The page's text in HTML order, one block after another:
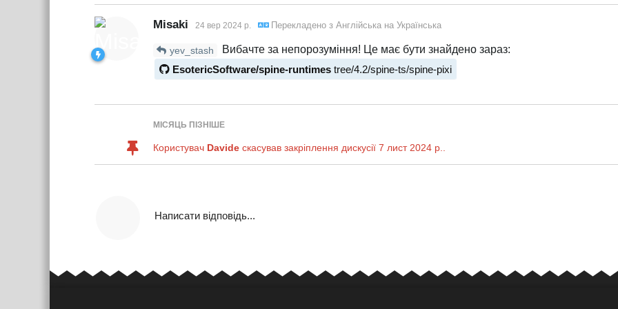
Misaki 24 вер 2024 р. Перекладено з Англійська на Українська
yev_stash
Вибачте за непорозуміння! Це має бути знайдено зараз:
EsotericSoftware/spine-runtimes tree/4.2/spine-ts/spine-pixi
МІСЯЦЬ ПІЗНІШЕ
Користувач Davide скасував закріплення дискусії 7 лист 2024 р..
Написати відповідь...